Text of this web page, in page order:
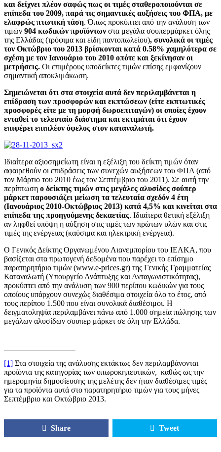
και δείχνει πλέον σαφώς πως οι τιμές σταθεροποιούνται σε
επίπεδα του 2009, παρά τις σημαντικές αυξήσεις του ΦΠΑ, με
ελαφρώς πτωτική τάση. Όπως προκύπτει από την ανάλυση των
τιμών 904 κωδικών προϊόντων στα μεγάλα σουπερμάρκετ όλης
της Ελλάδας (τρόφιμα και είδη παντοπωλείου), συνολικά οι τιμές
τον Οκτώβριο του 2013 βρίσκονται κατά 0.58% χαμηλότερα σε
σχέση με τον Ιανουάριο του 2010 οπότε και ξεκίνησαν οι
μετρήσεις. Οι επιμέρους υποδείκτες τιμών επίσης εμφανίζουν
σημαντική αποκλιμάκωση.
Σημειώνεται ότι στα στοιχεία αυτά δεν περιλαμβάνεται η
επίδραση των προσφορών και εκπτώσεων (είτε εκπτωτικές
προσφορές είτε με τη μορφή δωροεπιταγών) οι οποίες έχουν
ενταθεί το τελευταίο διάστημα και εκτιμάται ότι έχουν
επιφέρει επιπλέον όφελος στον καταναλωτή.
Ιδιαίτερα αξιοσημείωτη είναι η εξέλιξη του δείκτη τιμών όταν
αφαιρεθούν οι επιδράσεις των συνεχών αυξήσεων του ΦΠΑ (από
τον Μάρτιο του 2010 έως τον Σεπτέμβριο του 2011). Σε αυτή την
περίπτωση ο δείκτης τιμών στις μεγάλες αλυσίδες σούπερ
μάρκετ παρουσιάζει μείωση τα τελευταία σχεδόν 4 έτη
(Ιανουάριος 2010-Οκτώβριος 2013) κατά 4,5% και κινείται στα
επίπεδα της προηγούμενης δεκαετίας. Ιδιαίτερα θετική εξέλιξη
αν ληφθεί υπόψη η αύξηση στις τιμές των πρώτων υλών και στις
τιμές της ενέργειας (καύσιμα και ηλεκτρική ενέργεια).
Ο Γενικός Δείκτης Οργανωμένου Λιανεμπορίου του ΙΕΛΚΑ, που
βασίζεται στα πρωτογενή δεδομένα που παρέχει το επίσημο
παρατηρητήριο τιμών (www.e-prices.gr) της Γενικής Γραμματείας
Καταναλωτή (Υπουργείο Ανάπτυξης και Ανταγωνιστικότητας),
προκύπτει από την ανάλυση των 900 περίπου κωδικών για τους
οποίους υπάρχουν συνεχώς διαθέσιμα στοιχεία όλο το έτος, από
τους περίπου 1.500 που είναι συνολικά διαθέσιμοι. Η
δειγματοληψία περιλαμβάνει πάνω από 1.000 σημεία πώλησης των
μεγάλων αλυσίδων σουπερ μάρκετ σε όλη την Ελλάδα.
[1] Στα στοιχεία της ανάλυσης εκτάκτως δεν περιλαμβάνονται
προϊόντα της κατηγορίας των οπωροκηπευτικών, καθώς ως την
ημερομηνία δημοσίευσης της μελέτης δεν ήταν διαθέσιμες τιμές
για τα προϊόντα αυτά στο παρατηρητήριο τιμών για τους μήνες
Σεπτέμβριο και Οκτώβριο 2013.
Share Tweet